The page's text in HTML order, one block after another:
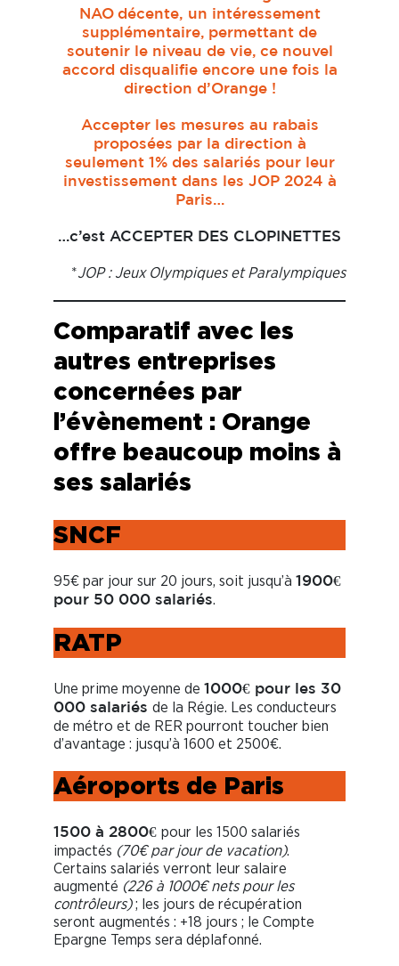
NAO décente, un intéressement
supplémentaire, permettant de
soutenir le niveau de vie, ce nouvel
accord disqualifie encore une fois la
direction d’Orange !
Accepter les mesures au rabais
proposées par la direction à
seulement 1% des salariés pour leur
investissement dans les JOP 2024 à
Paris…
…c’est ACCEPTER DES CLOPINETTES
*JOP : Jeux Olympiques et Paralympiques
Comparatif avec les
autres entreprises
concernées par
l’évènement : Orange
offre beaucoup moins à
ses salariés
SNCF
95€ par jour sur 20 jours, soit jusqu’à 1900€
pour 50 000 salariés.
RATP
Une prime moyenne de 1000€ pour les 30
000 salariés de la Régie. Les conducteurs
de métro et de RER pourront toucher bien
d’avantage : jusqu’à 1600 et 2500€.
Aéroports de Paris
1500 à 2800€ pour les 1500 salariés
impactés (70€ par jour de vacation).
Certains salariés verront leur salaire
augmenté (226 à 1000€ nets pour les
contrôleurs); les jours de récupération
seront augmentés : +18 jours ; le Compte
Epargne Temps sera déplafonné.